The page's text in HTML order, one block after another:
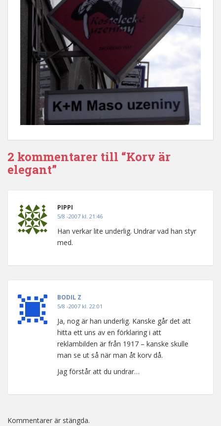
2 kommentarer till “Korv är
elegant”
PIPPI
5/8 -2007 kl. 21:46
Han verkar lite underlig. Undrar vad han styr
med.
BODIL Z
5/8 -2007 kl. 22:01
Ja, nog är han underlig. Kanske går det att
hitta ett uns av en förklaring i att
reklambilden är från 1917 – kanske skulle
man se ut så när man åt korv då.
Jag förstår att du undrar…
Kommentarer är stängda.